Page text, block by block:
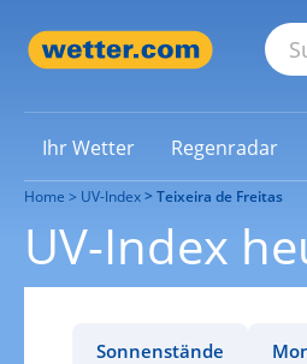
Ihr Wetter Regenradar
Home UV-Index Teixeira de Freitas
UV-Index
Sonnenstände